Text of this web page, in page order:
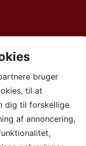
bruger
til at
dig til forskellige
af annoncering,